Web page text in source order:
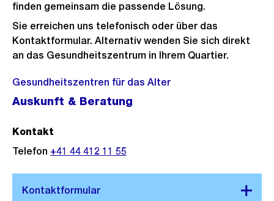
finden gemeinsam die passende Lösung.
Sie erreichen uns telefonisch oder über das
Kontaktformular. Alternativ wenden Sie sich direkt
an das Gesundheitszentrum in Ihrem Quartier.
Gesundheitszentren für das Alter
Auskunft & Beratung
Kontakt
Telefon +41 44 412 11 55